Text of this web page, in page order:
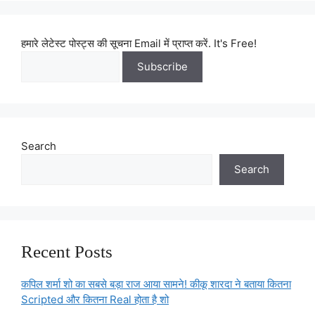
हमारे लेटेस्ट पोस्ट्स की सूचना Email में प्राप्त करें. It's Free!
Search
Search
Recent Posts
कपिल शर्मा शो का सबसे बड़ा राज आया सामने! कीकू शारदा ने बताया कितना
Scripted और कितना Real होता है शो